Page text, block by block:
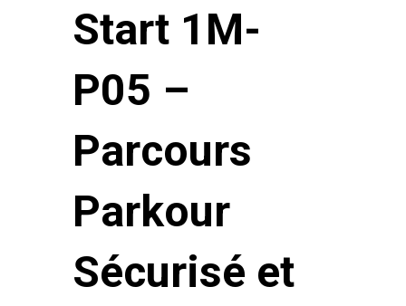
Start 1M-
P05 –
Parcours
Parkour
Sécurisé et